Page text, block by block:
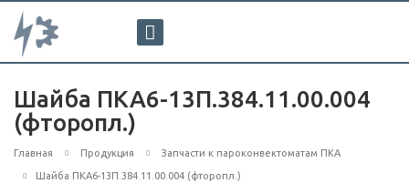
Шайба ПКА6-13П.384.11.00.004
(фторопл.)
Главная Продукция Запчасти к пароконвектоматам ПКА
Шайба ПКА6-13П.384.11.00.004 (фторопл.)